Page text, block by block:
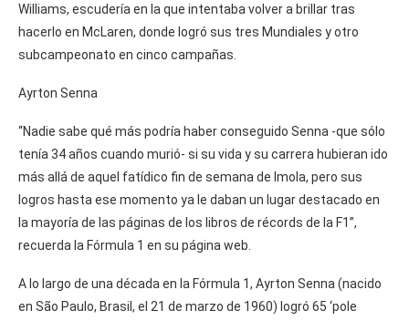
Williams, escudería en la que intentaba volver a brillar tras
hacerlo en McLaren, donde logró sus tres Mundiales y otro
subcampeonato en cinco campañas.
Ayrton Senna
“Nadie sabe qué más podría haber conseguido Senna -que sólo
tenía 34 años cuando murió- si su vida y su carrera hubieran ido
más allá de aquel fatídico fin de semana de Imola, pero sus
logros hasta ese momento ya le daban un lugar destacado en
la mayoría de las páginas de los libros de récords de la F1”,
recuerda la Fórmula 1 en su página web.
A lo largo de una década en la Fórmula 1, Ayrton Senna (nacido
en São Paulo, Brasil, el 21 de marzo de 1960) logró 65 ‘pole